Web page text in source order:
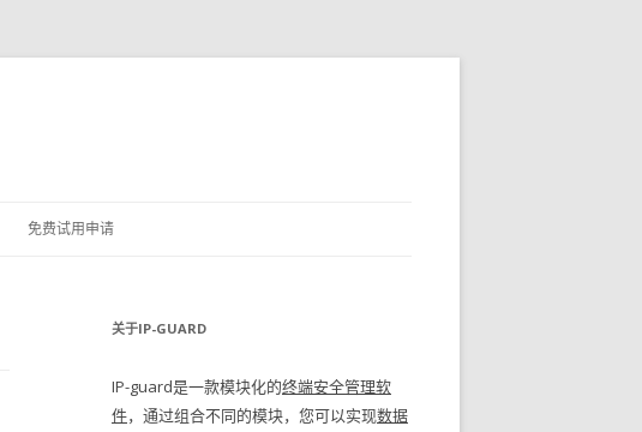
免费试用申请
关于IP-GUARD
IP-guard是一款模块化的终端安全管理软
件，通过组合不同的模块，您可以实现数据